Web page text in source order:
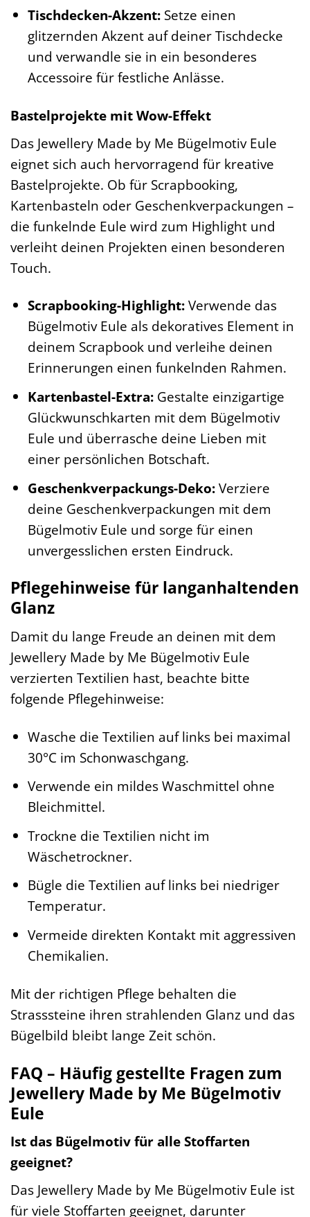
Tischdecken-Akzent:Setze einen
glitzernden Akzent auf deiner Tischdecke
und verwandle sie in ein besonderes
Accessoire für festliche Anlässe.
Bastelprojekte mit Wow-Effekt
Das Jewellery Made by Me Bügelmotiv Eule
eignet sich auch hervorragend für kreative
Bastelprojekte. Ob für Scrapbooking,
Kartenbasteln oder Geschenkverpackungen –
die funkelnde Eule wird zum Highlight und
verleiht deinen Projekten einen besonderen
Touch.
Scrapbooking-Highlight:Verwende das
Bügelmotiv Eule als dekoratives Element in
deinem Scrapbook und verleihe deinen
Erinnerungen einen funkelnden Rahmen.
Kartenbastel-Extra:Gestalte einzigartige
Glückwunschkarten mit dem Bügelmotiv
Eule und überrasche deine Lieben mit
einer persönlichen Botschaft.
Geschenkverpackungs-Deko:Verziere
deine Geschenkverpackungen mit dem
Bügelmotiv Eule und sorge für einen
unvergesslichen ersten Eindruck.
Pflegehinweise für langanhaltenden
Glanz
Damit du lange Freude an deinen mit dem
Jewellery Made by Me Bügelmotiv Eule
verzierten Textilien hast, beachte bitte
folgende Pflegehinweise:
Wasche die Textilien auf links bei maximal
30°C im Schonwaschgang.
Verwende ein mildes Waschmittel ohne
Bleichmittel.
Trockne die Textilien nicht im
Wäschetrockner.
Bügle die Textilien auf links bei niedriger
Temperatur.
Vermeide direkten Kontakt mit aggressiven
Chemikalien.
Mit der richtigen Pflege behalten die
Strasssteine ihren strahlenden Glanz und das
Bügelbild bleibt lange Zeit schön.
FAQ – Häufig gestellte Fragen zum
Jewellery Made by Me Bügelmotiv
Eule
Ist das Bügelmotiv für alle Stoffarten
geeignet?
Das Jewellery Made by Me Bügelmotiv Eule ist
für viele Stoffarten geeignet, darunter